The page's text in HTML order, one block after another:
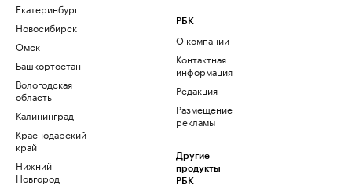
Екатеринбург
Новосибирск
Омск
Башкортостан
Вологодская
область
Калининград
Краснодарский
край
Нижний
Новгород
РБК
О компании
Контактная
информация
Редакция
Размещение
рекламы
Другие
продукты
РБК